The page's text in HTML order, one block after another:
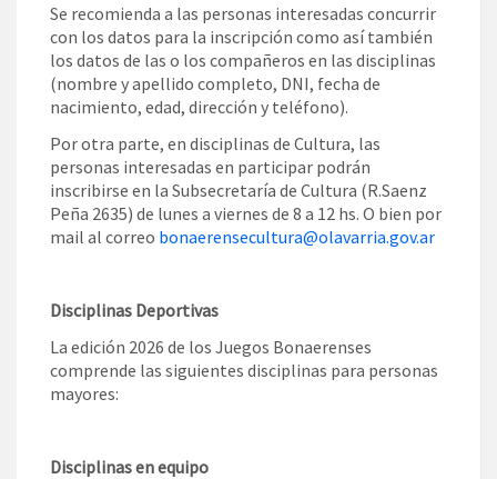
Se recomienda a las personas interesadas concurrir
con los datos para la inscripción como así también
los datos de las o los compañeros en las disciplinas
(nombre y apellido completo, DNI, fecha de
nacimiento, edad, dirección y teléfono).
Por otra parte, en disciplinas de Cultura, las
personas interesadas en participar podrán
inscribirse en la Subsecretaría de Cultura (R.Saenz
Peña 2635) de lunes a viernes de 8 a 12 hs. O bien por
mail al correo bonaerensecultura@olavarria.gov.ar
Disciplinas Deportivas
La edición 2026 de los Juegos Bonaerenses
comprende las siguientes disciplinas para personas
mayores:
Disciplinas en equipo